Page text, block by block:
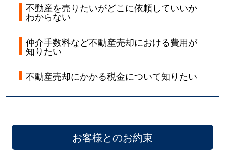
不動産を売りたいがどこに依頼していいか
わからない
仲介手数料など不動産売却における費用が
知りたい
不動産売却にかかる税金について知りたい
お客様とのお約束